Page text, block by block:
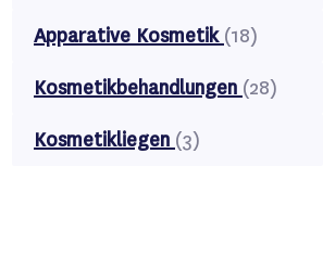
Apparative Kosmetik (18)
Kosmetikbehandlungen (28)
Kosmetikliegen (3)